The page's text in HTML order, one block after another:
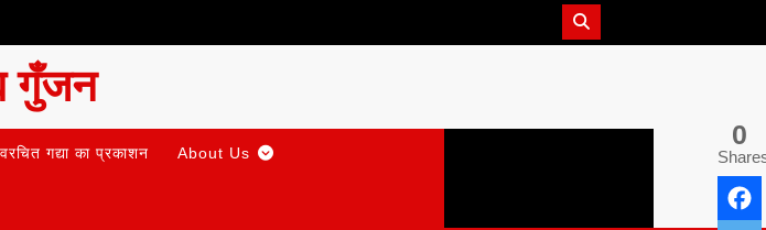
गुँजन
गद्या का प्रकाशन About Us
0